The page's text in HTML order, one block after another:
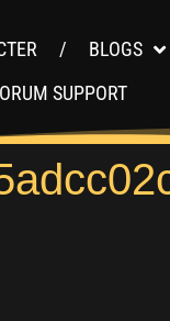
/ BLOGS
SUPPORT